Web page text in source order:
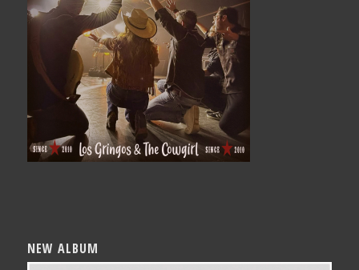
NEW ALBUM